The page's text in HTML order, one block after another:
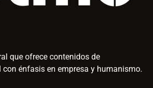
que ofrece contenidos de
énfasis en empresa y humanismo.